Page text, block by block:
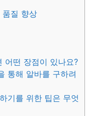
품질 향상
어떤 장점이 있나요?
통해 알바를 구하려
기를 위한 팁은 무엇